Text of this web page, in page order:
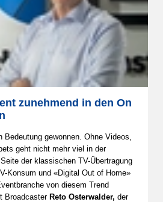
zunehmend in den On
Bedeutung gewonnen. Ohne Videos,
geht nicht mehr viel in der
der klassischen TV-Übertragung
Konsum und «Digital Out of Home»
von diesem Trend
Broadcaster Reto Osterwalder, der